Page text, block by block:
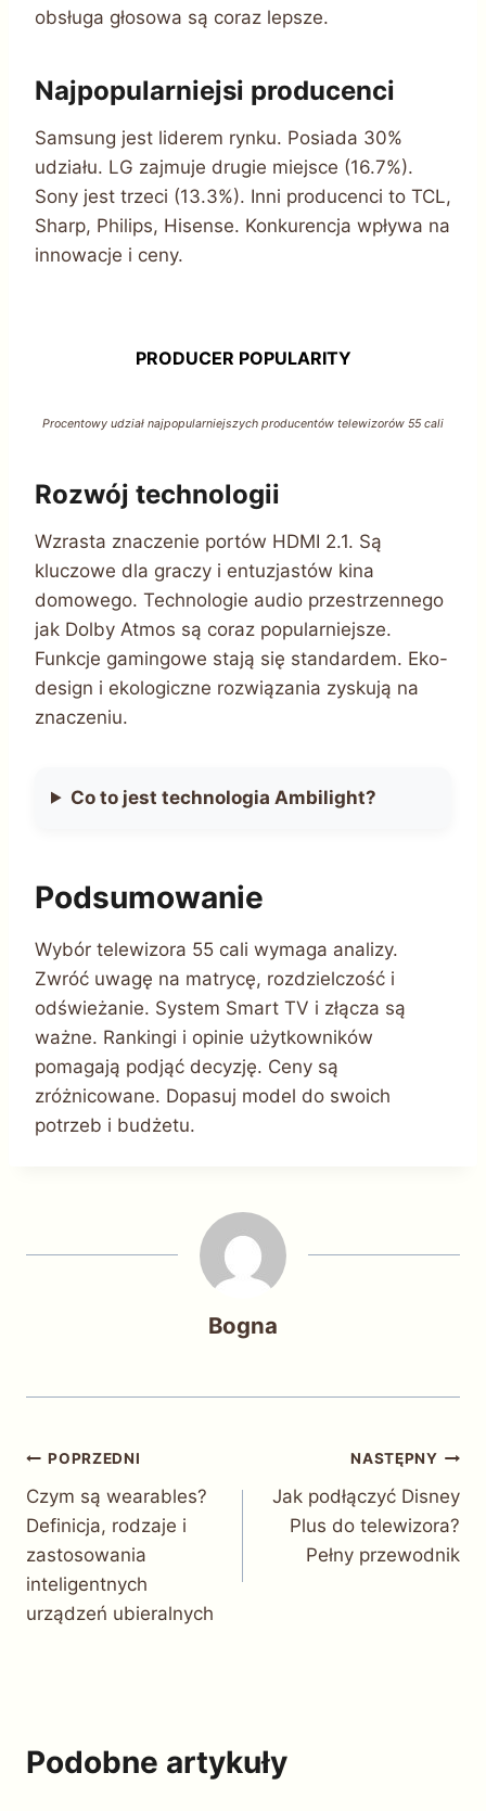
obsługa głosowa są coraz lepsze.
Najpopularniejsi producenci
Samsung jest liderem rynku. Posiada 30%
udziału. LG zajmuje drugie miejsce (16.7%).
Sony jest trzeci (13.3%). Inni producenci to TCL,
Sharp, Philips, Hisense. Konkurencja wpływa na
innowacje i ceny.
PRODUCER POPULARITY
Procentowy udział najpopularniejszych producentów telewizorów 55 cali
Rozwój technologii
Wzrasta znaczenie portów HDMI 2.1. Są
kluczowe dla graczy i entuzjastów kina
domowego. Technologie audio przestrzennego
jak Dolby Atmos są coraz popularniejsze.
Funkcje gamingowe stają się standardem. Eko-
design i ekologiczne rozwiązania zyskują na
znaczeniu.
Co to jest technologia Ambilight?
Podsumowanie
Wybór telewizora 55 cali wymaga analizy.
Zwróć uwagę na matrycę, rozdzielczość i
odświeżanie. System Smart TV i złącza są
ważne. Rankingi i opinie użytkowników
pomagają podjąć decyzję. Ceny są
zróżnicowane. Dopasuj model do swoich
potrzeb i budżetu.
Bogna
Nawigacja
wpisu
POPRZEDNI
Czym są wearables?
Definicja, rodzaje i
zastosowania
inteligentnych
urządzeń ubieralnych
NASTĘPNY
Jak podłączyć Disney
Plus do telewizora?
Pełny przewodnik
Podobne artykuły